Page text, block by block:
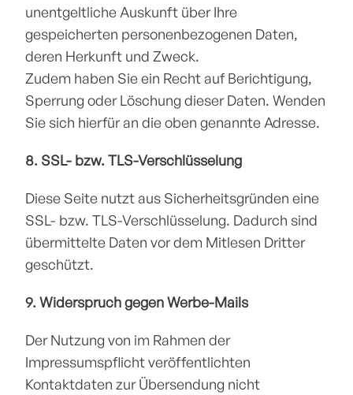
unentgeltliche Auskunft über Ihre
gespeicherten personenbezogenen Daten,
deren Herkunft und Zweck.
Zudem haben Sie ein Recht auf Berichtigung,
Sperrung oder Löschung dieser Daten. Wenden
Sie sich hierfür an die oben genannte Adresse.
8. SSL- bzw. TLS-Verschlüsselung
Diese Seite nutzt aus Sicherheitsgründen eine
SSL- bzw. TLS-Verschlüsselung. Dadurch sind
übermittelte Daten vor dem Mitlesen Dritter
geschützt.
9. Widerspruch gegen Werbe-Mails
Der Nutzung von im Rahmen der
Impressumspflicht veröffentlichten
Kontaktdaten zur Übersendung nicht